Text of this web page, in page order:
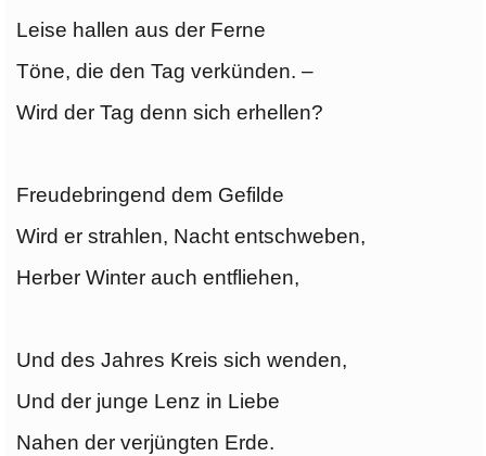
Leise hallen aus der Ferne
Töne, die den Tag verkünden. –
Wird der Tag denn sich erhellen?
Freudebringend dem Gefilde
Wird er strahlen, Nacht entschweben,
Herber Winter auch entfliehen,
Und des Jahres Kreis sich wenden,
Und der junge Lenz in Liebe
Nahen der verjüngten Erde.